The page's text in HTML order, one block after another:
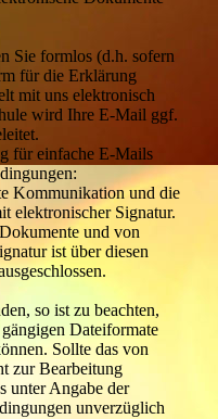
Sie formlos (d.h. sofern
für die Erklärung
mit uns elektronisch
wird Ihre E-Mail ggf.
für einfache E-Mails
Kommunikation und die
elektronischer Signatur.
und von
ist über diesen
so ist zu beachten,
Dateiformate
Sollte das von
zur Bearbeitung
unter Angabe der
unverzüglich